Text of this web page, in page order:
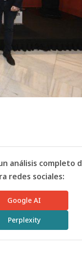
análisis completo
redes sociales:
Google AI
Perplexity